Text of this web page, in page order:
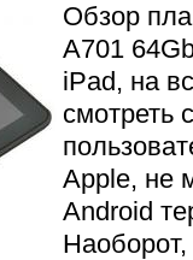
Обзор
A701
iPad, на
смотреть
Apple, не
Android